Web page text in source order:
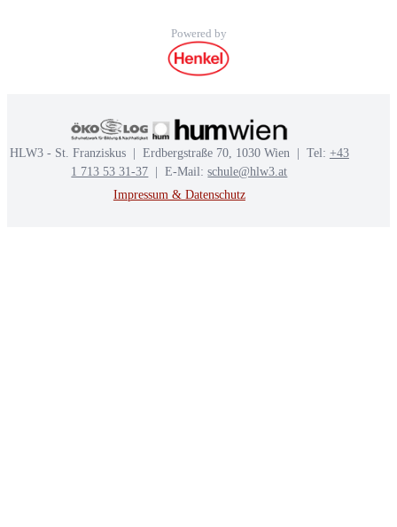
Powered by
HLW3 - St. Franziskus | Erdbergstraße 70, 1030 Wien | Tel: +43
1 713 53 31-37 | E-Mail:schule@hlw3.at
Impressum & Datenschutz